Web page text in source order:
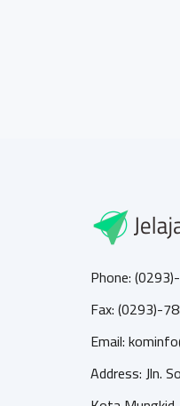
Phone:
Fax: (0293)-
Email:
Address: Jln.